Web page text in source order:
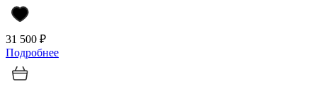
31 500 ₽
Подробнее